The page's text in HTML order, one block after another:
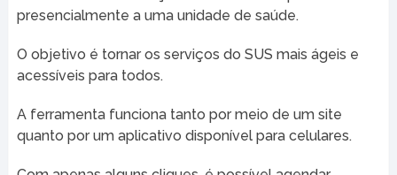
presencialmente a uma unidade de saúde.
O objetivo é tornar os serviços do SUS mais ágeis e
acessíveis para todos.
A ferramenta funciona tanto por meio de um site
quanto por um aplicativo disponível para celulares.